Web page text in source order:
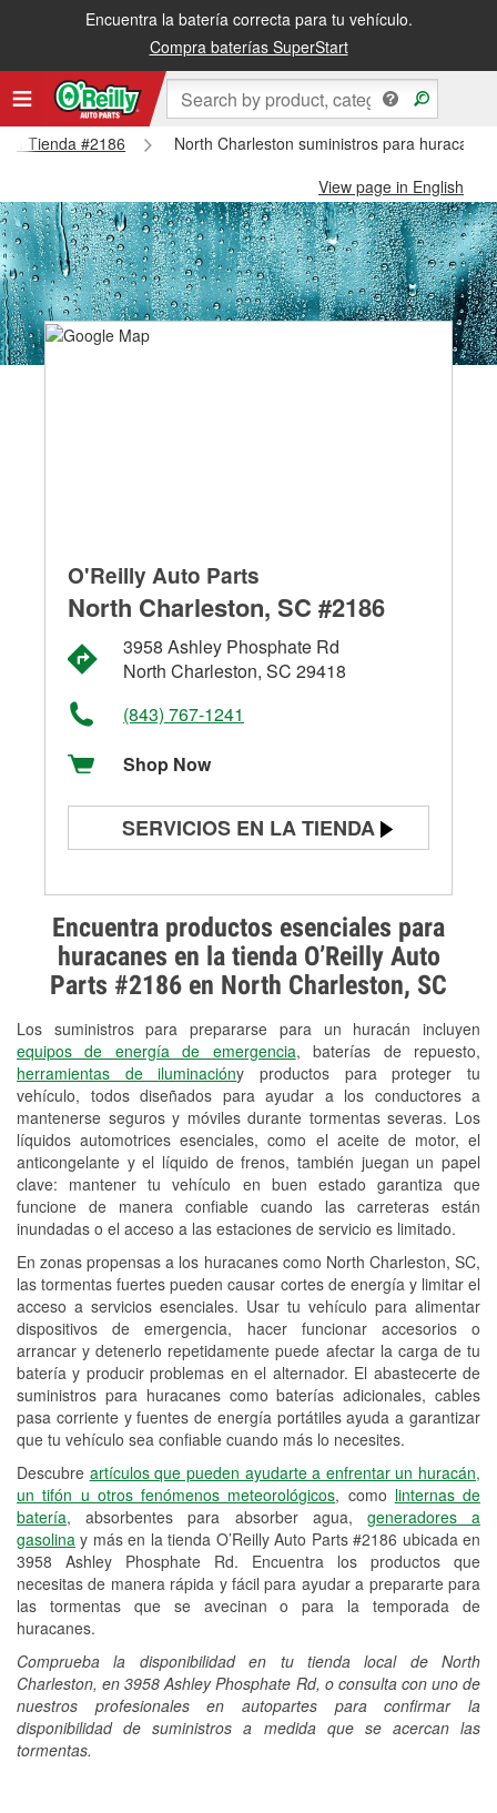
Encuentra la batería correcta para tu vehículo.
Compra baterías SuperStart
Tienda #2186
North Charleston suministros para
View page in English
Encuentra productos esenciales para
huracanes en la tienda O’Reilly Auto
Parts #2186 en North Charleston, SC
Los suministros para prepararse para un huracán incluyen
equipos de energía de emergencia, baterías de repuesto,
herramientas de iluminacióny productos para proteger tu
vehículo, todos diseñados para ayudar a los conductores a
mantenerse seguros y móviles durante tormentas severas. Los
líquidos automotrices esenciales, como el aceite de motor, el
anticongelante y el líquido de frenos, también juegan un papel
clave: mantener tu vehículo en buen estado garantiza que
funcione de manera confiable cuando las carreteras están
inundadas o el acceso a las estaciones de servicio es limitado.
En zonas propensas a los huracanes como North Charleston, SC,
las tormentas fuertes pueden causar cortes de energía y limitar el
acceso a servicios esenciales. Usar tu vehículo para alimentar
dispositivos de emergencia, hacer funcionar accesorios o
arrancar y detenerlo repetidamente puede afectar la carga de tu
batería y producir problemas en el alternador. El abastecerte de
suministros para huracanes como baterías adicionales, cables
pasa corriente y fuentes de energía portátiles ayuda a garantizar
que tu vehículo sea confiable cuando más lo necesites.
Descubre artículos que pueden ayudarte a enfrentar un huracán,
un tifón u otros fenómenos meteorológicos, como linternas de
batería, absorbentes para absorber agua, generadores a
gasolina y más en la tienda O’Reilly Auto Parts #2186 ubicada en
3958 Ashley Phosphate Rd. Encuentra los productos que
necesitas de manera rápida y fácil para ayudar a prepararte para
las tormentas que se avecinan o para la temporada de
huracanes.
Comprueba la disponibilidad en tu tienda local de North
Charleston, en 3958 Ashley Phosphate Rd, o consulta con uno de
nuestros profesionales en autopartes para confirmar la
disponibilidad de suministros a medida que se acercan las
tormentas.
O'Reilly Auto Parts
North Charleston, SC #2186
3958 Ashley Phosphate Rd
North Charleston, SC 29418
(843) 767-1241
Shop Now
SERVICIOS EN LA TIENDA
Prueba de alternadores y
arrancadores
Revisión de la luz "Check Engine"
Reciclaje de baterías y aceite
Instalación de bombillas de faros
Instalación de limpiaparabrisas
Programa de Préstamo de
Herramientas
Rectificación de tambores y discos de
freno
Hurricane Supplies
Conoce más